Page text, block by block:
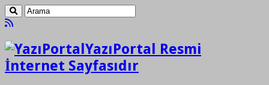
YazıPortal Resmi
İnternet Sayfasıdır